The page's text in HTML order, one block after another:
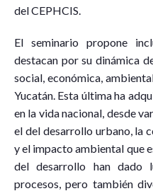
del CEPHCIS.
El seminario propone
destacan por su dinámica
social, económica,
Yucatán. Esta última ha
en la vida nacional, desde
el del desarrollo urbano, la
y el impacto ambiental que
del desarrollo han dado
procesos, pero también